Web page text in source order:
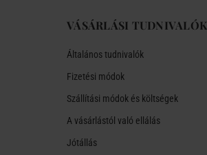
VÁSÁRLÁSI TUDNIVALÓK
Általános tudnivalók
Fizetési módok
Szállítási módok és költségek
A vásárlástól való ellálás
Jótállás